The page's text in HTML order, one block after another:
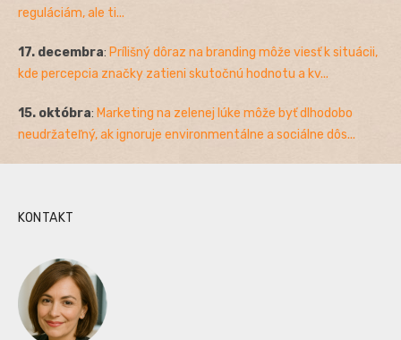
reguláciám, ale ti...
17. decembra: Prílišný dôraz na branding môže viesť k situácii,
kde percepcia značky zatieni skutočnú hodnotu a kv...
15. októbra: Marketing na zelenej lúke môže byť dlhodobo
neudržateľný, ak ignoruje environmentálne a sociálne dôs...
KONTAKT